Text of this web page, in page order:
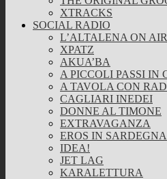
XTRACKS
SOCIAL RADIO
L’ALTALENA ON AIR
XPATZ
AKUA’BA
A PICCOLI PASSI IN
A TAVOLA CON
CAGLIARI INEDEI
DONNE AL TIMONE
EXTRAVAGANZA
EROS IN SARDEGNA
IDEA!
JET LAG
KARALETTURA